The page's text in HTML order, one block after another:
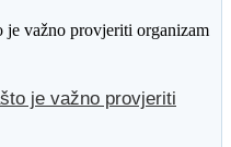
je važno provjeriti